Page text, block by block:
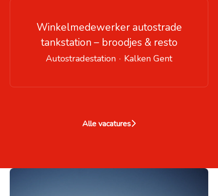
Winkelmedewerker autostrade
tankstation – broodjes & resto
Autostradestation · Kalken Gent
Alle vacatures